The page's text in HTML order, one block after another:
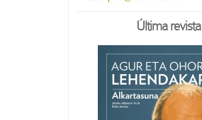
Última revista